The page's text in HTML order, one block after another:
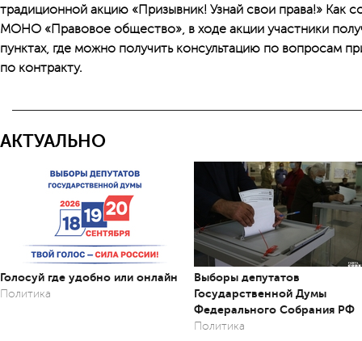
традиционной акцию «Призывник! Узнай свои права!» Как
МОНО «Правовое общество», в ходе акции участники
пунктах, где можно получить консультацию по вопросам
по контракту.
АКТУАЛЬНО
Голосуй где удобно или онлайн
Политика
Выборы депутатов
Государственной Думы
Федерального Собрания РФ
Политика